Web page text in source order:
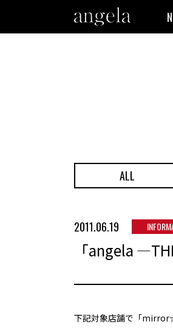
ALL
2011.06.19
「angela
下記対象店舗で「